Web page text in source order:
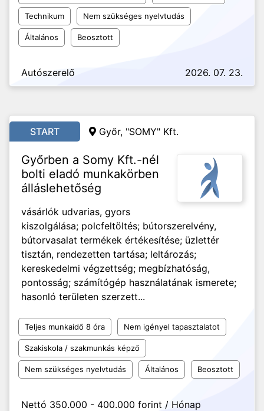
Technikum Nem szükséges nyelvtudás
Általános Beosztott
Autószerelő 2026. 07. 23.
START Győr, "SOMY" Kft.
Győrben a Somy Kft.-nél
bolti eladó munkakörben
álláslehetőség
vásárlók udvarias, gyors
kiszolgálása; polcfeltöltés; bútorszerelvény,
bútorvasalat termékek értékesítése; üzlettér
tisztán, rendezetten tartása; leltározás;
kereskedelmi végzettség; megbízhatóság,
pontosság; számítógép használatának ismerete;
hasonló területen szerzett...
Teljes munkaidő 8 óra Nem igényel tapasztalatot
Szakiskola / szakmunkás képző
Nem szükséges nyelvtudás Általános Beosztott
Nettó 350.000 - 400.000 forint / Hónap